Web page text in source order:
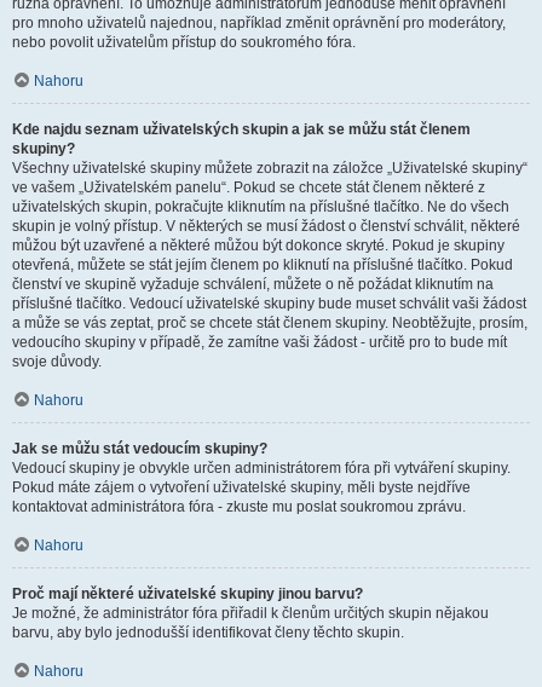
různá oprávnění. To umožňuje administrátorům jednoduše měnit oprávnění
pro mnoho uživatelů najednou, například změnit oprávnění pro moderátory,
nebo povolit uživatelům přístup do soukromého fóra.
Nahoru
Kde najdu seznam uživatelských skupin a jak se můžu stát členem
skupiny?
Všechny uživatelské skupiny můžete zobrazit na záložce „Uživatelské skupiny“
ve vašem „Uživatelském panelu“. Pokud se chcete stát členem některé z
uživatelských skupin, pokračujte kliknutím na příslušné tlačítko. Ne do všech
skupin je volný přístup. V některých se musí žádost o členství schválit, některé
můžou být uzavřené a některé můžou být dokonce skryté. Pokud je skupiny
otevřená, můžete se stát jejím členem po kliknutí na příslušné tlačítko. Pokud
členství ve skupině vyžaduje schválení, můžete o ně požádat kliknutím na
příslušné tlačítko. Vedoucí uživatelské skupiny bude muset schválit vaši žádost
a může se vás zeptat, proč se chcete stát členem skupiny. Neobtěžujte, prosím,
vedoucího skupiny v případě, že zamítne vaši žádost - určitě pro to bude mít
svoje důvody.
Nahoru
Jak se můžu stát vedoucím skupiny?
Vedoucí skupiny je obvykle určen administrátorem fóra při vytváření skupiny.
Pokud máte zájem o vytvoření uživatelské skupiny, měli byste nejdříve
kontaktovat administrátora fóra - zkuste mu poslat soukromou zprávu.
Nahoru
Proč mají některé uživatelské skupiny jinou barvu?
Je možné, že administrátor fóra přiřadil k členům určitých skupin nějakou
barvu, aby bylo jednodušší identifikovat členy těchto skupin.
Nahoru